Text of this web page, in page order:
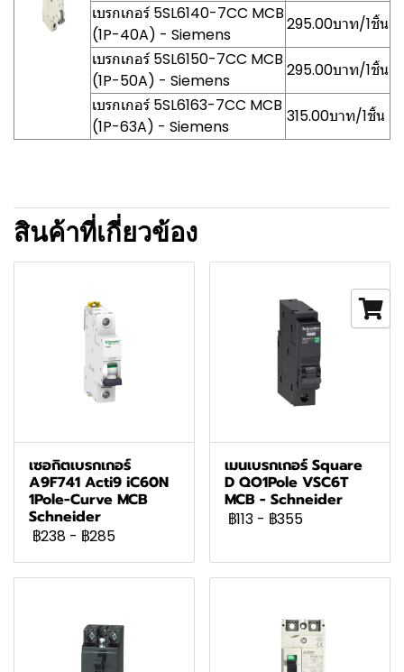
เบรกเกอร์ 5SL6140-7CC MCB
(1P-40A) - Siemens
295.00บาท/1ชิ้น
เบรกเกอร์ 5SL6150-7CC MCB
(1P-50A) - Siemens
295.00บาท/1ชิ้น
เบรกเกอร์ 5SL6163-7CC MCB
(1P-63A) - Siemens
315.00บาท/1ชิ้น
สินค้าที่เกี่ยวข้อง
เซอกิตเบรกเกอร์
A9F741 Acti9 iC60N
1Pole-Curve MCB
Schneider
฿238 - ฿285
เมนเบรกเกอร์ Square
D QO1Pole VSC6T
MCB - Schneider
฿113 - ฿355